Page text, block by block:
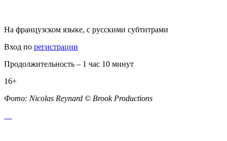
На французском языке, с русскими субтитрами
Вход по регистрации
Продолжительность – 1 час 10 минут
16+
Фото: Nicolas Reynard © Brook Productions